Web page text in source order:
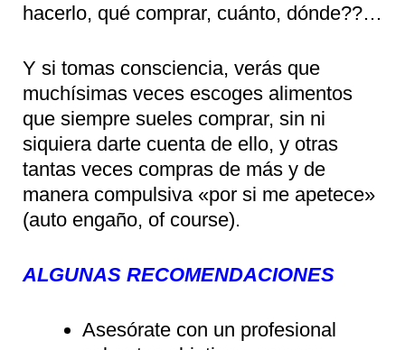
hacerlo, qué comprar, cuánto, dónde??…
Y si tomas consciencia, verás que
muchísimas veces escoges alimentos
que siempre sueles comprar, sin ni
siquiera darte cuenta de ello, y otras
tantas veces compras de más y de
manera compulsiva «por si me apetece»
(auto engaño, of course).
ALGUNAS RECOMENDACIONES
Asesórate con un profesional